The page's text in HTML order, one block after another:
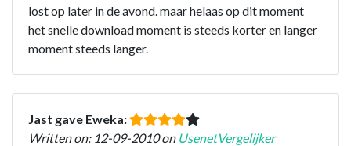
lost op later in de avond. maar helaas op dit moment
het snelle download moment is steeds korter en langer
moment steeds langer.
Jast gave Eweka:
Written on: 12-09-2010 on UsenetVergelijker